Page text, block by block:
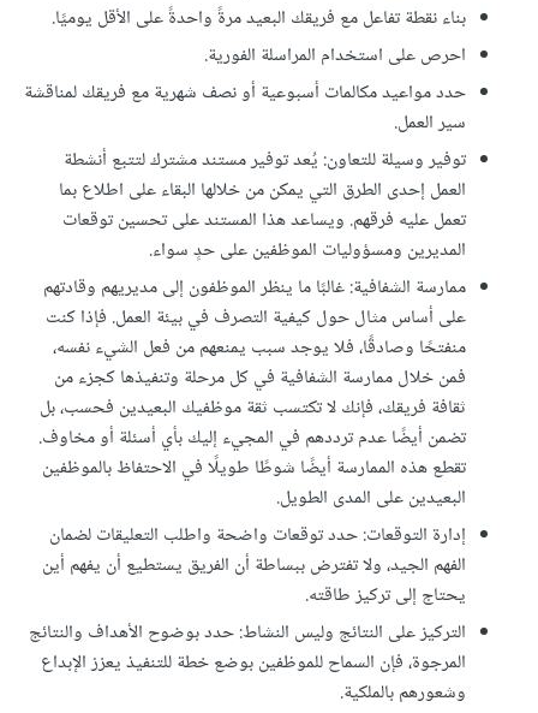
بناء نقطة تفاعل مع فريقك البعيد مرةً واحدةً على الأقل يوميًا.
احرص على استخدام المراسلة الفورية.
حدد مواعيد مكالمات أسبوعية أو نصف شهرية مع فريقك لمناقشة
سير العمل.
توفير وسيلة للتعاون: يُعد توفير مستند مشترك لتتبع أنشطة
العمل إحدى الطرق التي يمكن من خلالها البقاء على اطلاع بما
تعمل عليه فرقهم. ويساعد هذا المستند على تحسين توقعات
المديرين ومسؤوليات الموظفين على حدٍ سواء.
ممارسة الشفافية: غالبًا ما ينظر الموظفون إلى مديريهم وقادتهم
على أساس مثال حول كيفية التصرف في بيئة العمل. فإذا كنت
منفتحًا وصادقًا، فلا يوجد سبب يمنعهم من فعل الشيء نفسه،
فمن خلال ممارسة الشفافية في كل مرحلة وتنفيذها كجزء من
ثقافة فريقك، فإنك لا تكتسب ثقة موظفيك البعيدين فحسب، بل
تضمن أيضًا عدم ترددهم في المجيء إليك بأي أسئلة أو مخاوف.
تقطع هذه الممارسة أيضًا شوطًا طويلًا في الاحتفاظ بالموظفين
البعيدين على المدى الطويل.
إدارة التوقعات: حدد توقعات واضحة واطلب التعليقات لضمان
الفهم الجيد، ولا تفترض ببساطة أن الفريق يستطيع أن يفهم أين
يحتاج إلى تركيز طاقته.
التركيز على النتائج وليس النشاط: حدد بوضوح الأهداف والنتائج
المرجوة، فإن السماح للموظفين بوضع خطة للتنفيذ يعزز الإبداع
وشعورهم بالملكية.